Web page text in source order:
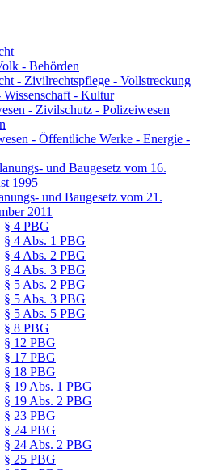
- Behörden
- Zivilrechtspflege - Vollstreckung
- Kultur
- Zivilschutz - Polizeiwesen
- Öffentliche Werke - Energie -
und Baugesetz vom 16.
1995
und Baugesetz vom 21.
2011
§ 4 PBG
§ 4 Abs. 1 PBG
§ 4 Abs. 2 PBG
§ 4 Abs. 3 PBG
§ 5 Abs. 2 PBG
§ 5 Abs. 3 PBG
§ 5 Abs. 5 PBG
§ 8 PBG
§ 12 PBG
§ 17 PBG
§ 18 PBG
§ 19 Abs. 1 PBG
§ 19 Abs. 2 PBG
§ 23 PBG
§ 24 PBG
§ 24 Abs. 2 PBG
§ 25 PBG